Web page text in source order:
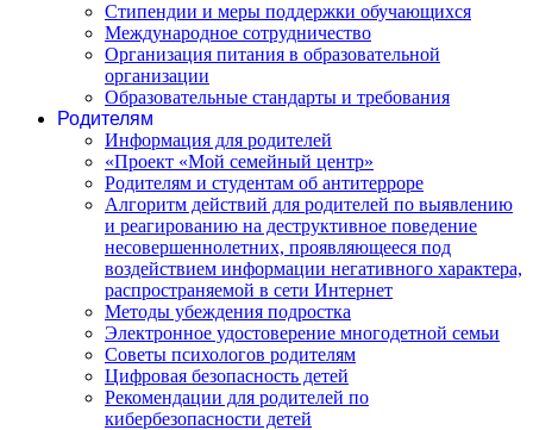
Стипендии и меры поддержки обучающихся
Международное сотрудничество
Организация питания в образовательной
организации
Образовательные стандарты и требования
Родителям
Информация для родителей
«Проект «Мой семейный центр»
Родителям и студентам об антитерроре
Алгоритм действий для родителей по выявлению
и реагированию на деструктивное поведение
несовершеннолетних, проявляющееся под
воздействием информации негативного характера,
распространяемой в сети Интернет
Методы убеждения подростка
Электронное удостоверение многодетной семьи
Советы психологов родителям
Цифровая безопасность детей
Рекомендации для родителей по
кибербезопасности детей